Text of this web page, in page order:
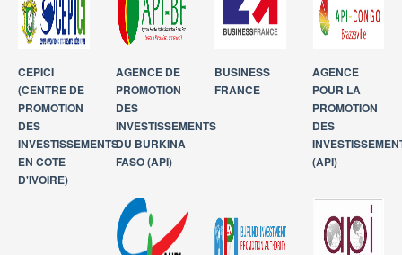
PHOTOTHÈQUE
CEPICI
(CENTRE DE
PROMOTION
DES
INVESTISSEMENTS
EN COTE
D'IVOIRE)
AGENCE DE
PROMOTION
DES
INVESTISSEMENTS
DU BURKINA
FASO (API)
BUSINESS
FRANCE
AGENCE
POUR LA
PROMOTION
DES
(API)